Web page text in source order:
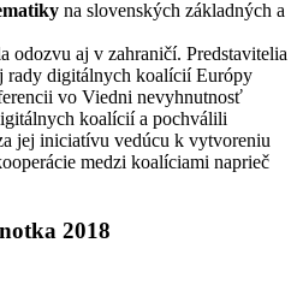
na slovenských základných a
odozvu aj v zahraničí. Predstavitelia
rady digitálnych koalícií Európy
vo Viedni nevyhnutnosť
koalícií a pochválili
jej iniciatívu vedúcu k vytvoreniu
medzi koalíciami naprieč
2018